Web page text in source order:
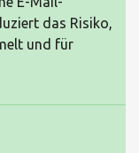
das Risiko,
und für